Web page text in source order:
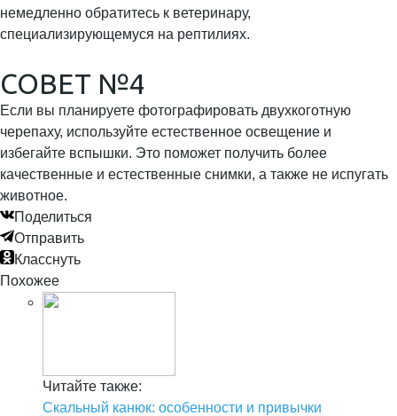
немедленно обратитесь к ветеринару,
специализирующемуся на рептилиях.
СОВЕТ №4
Если вы планируете фотографировать двухкоготную
черепаху, используйте естественное освещение и
избегайте вспышки. Это поможет получить более
качественные и естественные снимки, а также не испугать
животное.
Поделиться
Отправить
Класснуть
Похожее
Читайте также:
Скальный канюк: особенности и привычки